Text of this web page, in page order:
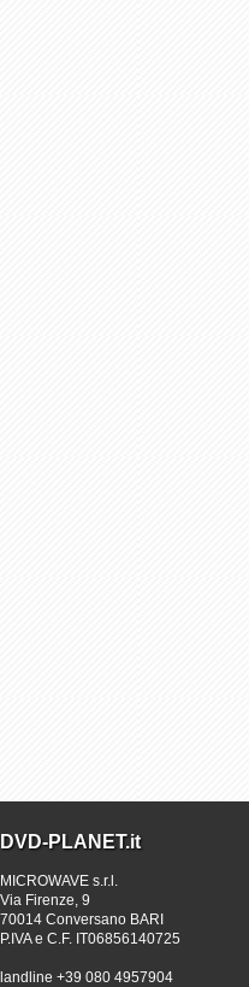
DVD-PLANET.it
MICROWAVE s.r.l.
Via Firenze, 9
70014 Conversano BARI
P.IVA e C.F. IT06856140725
landline +39 080 4957904